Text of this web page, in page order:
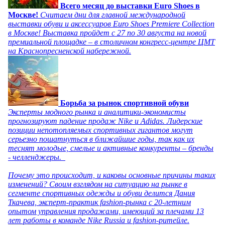
Всего месяц до выставки Euro Shoes в
Москве! Считаем дни для главной международной
выставки обуви и аксессуаров Euro Shoes Premiere Collection
в Москве! Выставка пройдет с 27 по 30 августа на новой
премиальной площадке – в столичном конгресс-центре ЦМТ
на Краснопресненской набережной.
Борьба за рынок спортивной обуви
Эксперты модного рынка и аналитики-экономисты
прогнозируют падение продаж Nike и Adidas. Лидерские
позиции непотопляемых спортивных гигантов могут
серьезно пошатнуться в ближайшие годы, так как их
теснят молодые, смелые и активные конкуренты – бренды
- челленджеры.
Почему это происходит, и каковы основные причины таких
изменений? Своим взглядом на ситуацию на рынке в
сегменте спортивных одежды и обуви делится Дания
Ткачева, эксперт-практик fashion-рынка с 20-летним
опытом управления продажами, имеющий за плечами 13
лет работы в команде Nike Russia и fashion-ритейле.